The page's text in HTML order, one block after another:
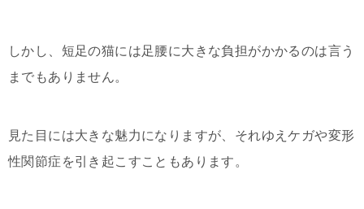
しかし、短足の猫には足腰に大きな負担がかかるのは言う
までもありません。
見た目には大きな魅力になりますが、それゆえケガや変形
性関節症を引き起こすこともあります。